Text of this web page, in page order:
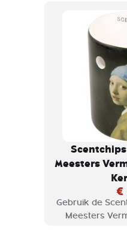
Meesters
€
Gebruik de
Meesters